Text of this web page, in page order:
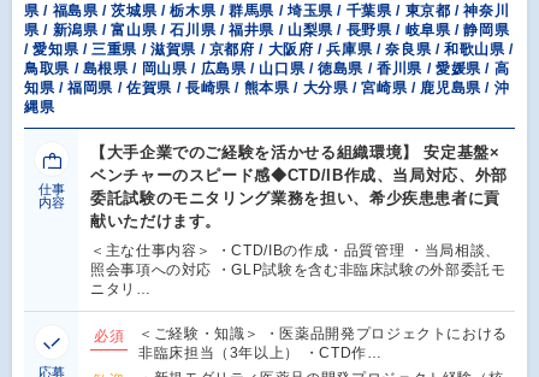
県 / 福島県 / 茨城県 / 栃木県 / 群馬県 / 埼玉県 / 千葉県 / 東京都 / 神奈川
県 / 新潟県 / 富山県 / 石川県 / 福井県 / 山梨県 / 長野県 / 岐阜県 / 静岡県
/ 愛知県 / 三重県 / 滋賀県 / 京都府 / 大阪府 / 兵庫県 / 奈良県 / 和歌山県 /
鳥取県 / 島根県 / 岡山県 / 広島県 / 山口県 / 徳島県 / 香川県 / 愛媛県 / 高
知県 / 福岡県 / 佐賀県 / 長崎県 / 熊本県 / 大分県 / 宮崎県 / 鹿児島県 / 沖
縄県
仕事
内容
【大手企業でのご経験を活かせる組織環境】 安定基盤×
ベンチャーのスピード感◆CTD/IB作成、当局対応、外部
委託試験のモニタリング業務を担い、希少疾患患者に貢
献いただけます。
＜主な仕事内容＞ ・CTD/IBの作成・品質管理 ・当局相談、
照会事項への対応 ・GLP試験を含む非臨床試験の外部委託モ
ニタリ…
応募
必須
＜ご経験・知識＞ ・医薬品開発プロジェクトにおける
非臨床担当（3年以上） ・CTD作…